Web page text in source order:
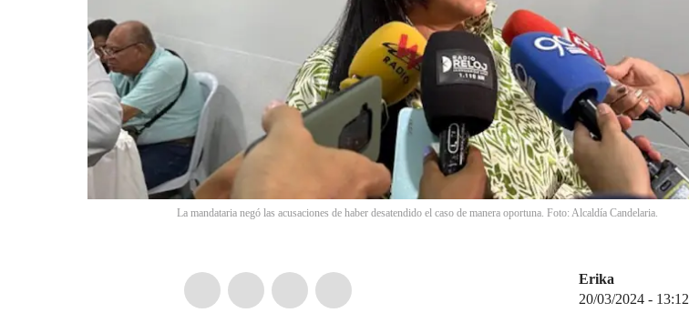
La mandataria negó las acusaciones de haber desatendido el caso de manera oportuna. Foto: Alcaldía Candelaria.
Erika
20/03/2024 - 13:12